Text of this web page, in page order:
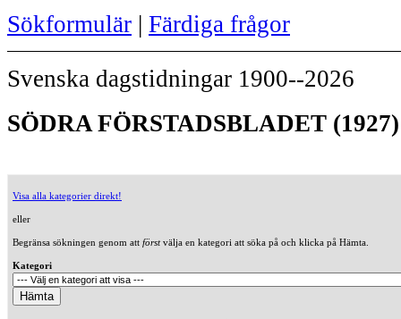
Sökformulär | Färdiga frågor
Svenska dagstidningar 1900--2026
SÖDRA FÖRSTADSBLADET (1927)
Visa alla kategorier direkt!
eller
Begränsa sökningen genom att förstvälja en kategori att söka på och klicka på Hämta.
Kategori